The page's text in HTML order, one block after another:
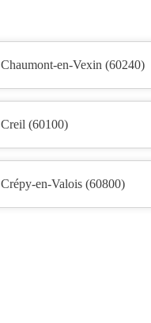
Chaumont-en-Vexin (60240)
Creil (60100)
Crépy-en-Valois (60800)